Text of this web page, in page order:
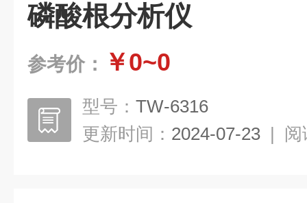
磷酸根分析仪
参考价： ￥0~0
型号： TW-6316
更新时间： 2024-07-23 | 阅